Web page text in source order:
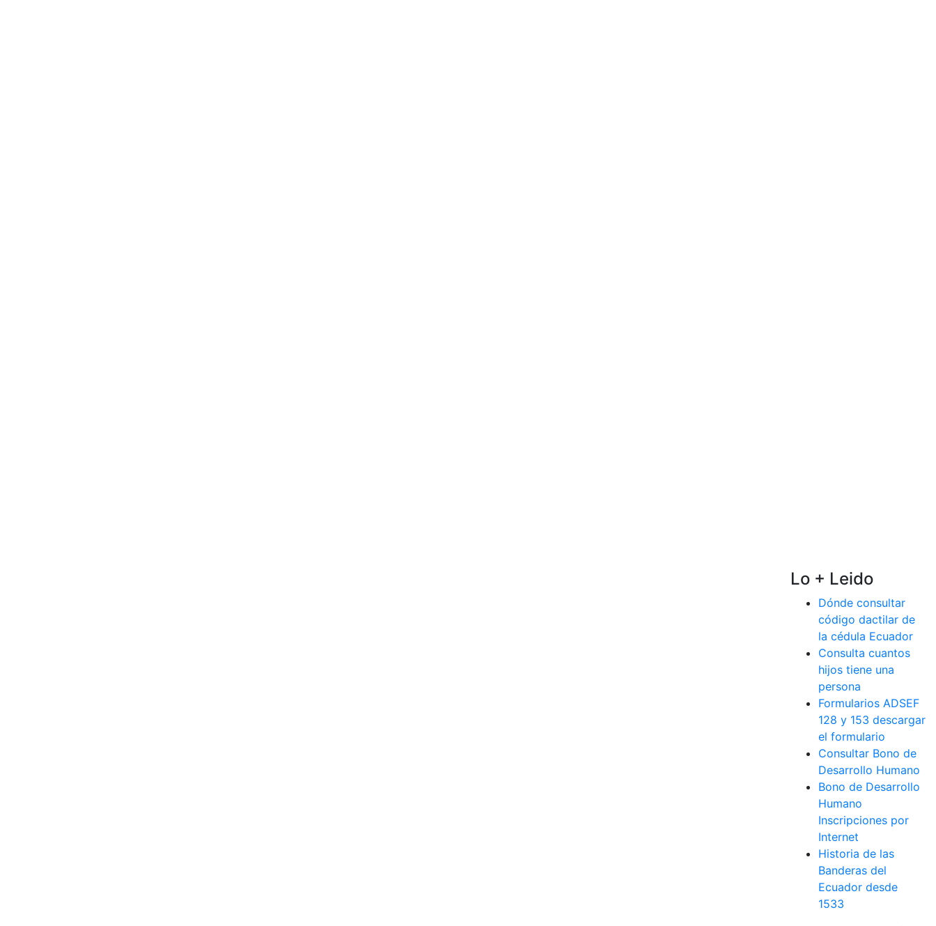
Lo + Leido
Dónde consultar
código dactilar de
la cédula Ecuador
Consulta cuantos
hijos tiene una
persona
Formularios ADSEF
128 y 153 descargar
el formulario
Consultar Bono de
Desarrollo Humano
Bono de Desarrollo
Humano
Inscripciones por
Internet
Historia de las
Banderas del
Ecuador desde
1533